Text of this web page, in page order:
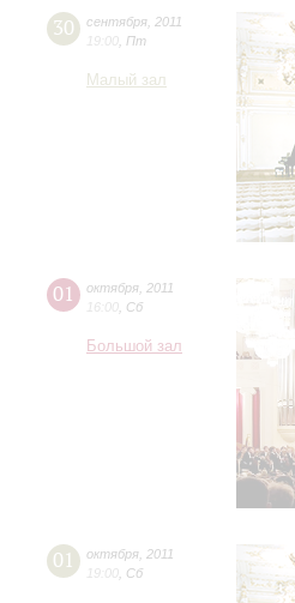
30 сентября 2011
19:00 Пт
Малый зал
01 октября 2011
16:00 Сб
Большой зал
01 октября 2011
19:00 Сб